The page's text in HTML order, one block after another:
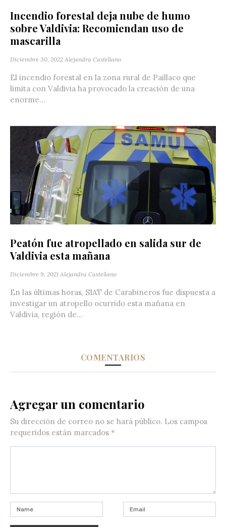
Incendio forestal deja nube de humo
sobre Valdivia: Recomiendan uso de
mascarilla
Diciembre 30, 2022 Alejandra Castellano
El incendio forestal en la zona rural de Paillaco que
limita con Valdivia ha provocado la creación de una
enorme...
Peatón fue atropellado en salida sur de
Valdivia esta mañana
Diciembre 9, 2021 Alejandra Castellano
En las últimas horas, SIAT de Carabineros fue dispuesta a
investigar un atropello ocurrido esta mañana en
Valdivia, región de...
COMENTARIOS
Agregar un comentario
Su dirección de correo no se hará público. Los campos
requeridos están marcados *